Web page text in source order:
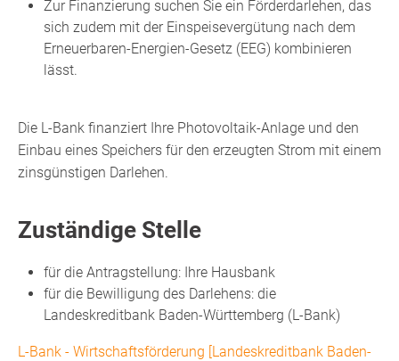
Zur Finanzierung suchen Sie ein Förderdarlehen, das
sich zudem mit der Einspeisevergütung nach dem
Erneuerbaren-Energien-Gesetz (EEG) kombinieren
lässt.
Die L-Bank finanziert Ihre Photovoltaik-Anlage und den
Einbau eines Speichers für den erzeugten Strom mit einem
zinsgünstigen Darlehen.
Zuständige Stelle
für die Antragstellung: Ihre Hausbank
für die Bewilligung des Darlehens: die
Landeskreditbank Baden-Württemberg (L-Bank)
L-Bank - Wirtschaftsförderung [Landeskreditbank Baden-